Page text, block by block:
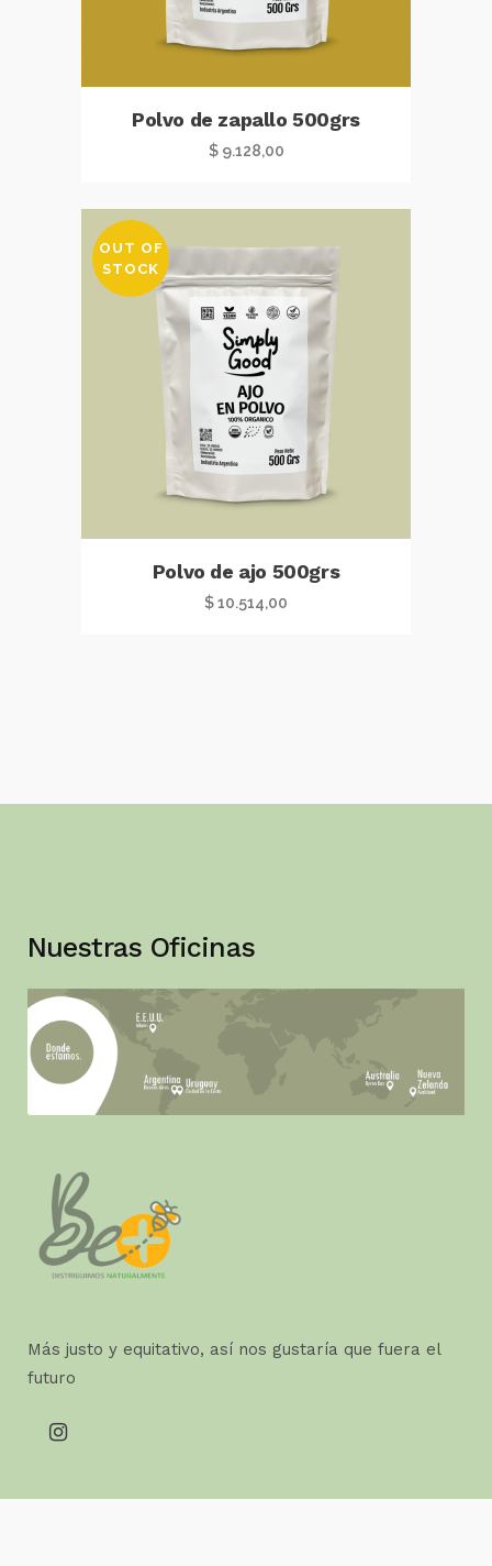
Polvo de zapallo 500grs
$9.128,00
OUT OF
STOCK
Polvo de ajo 500grs
$10.514,00
Nuestras Oficinas
Más justo y equitativo, así nos gustaría que fuera el
futuro